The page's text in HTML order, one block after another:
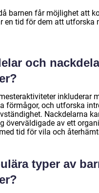
barnen får möjlighet att
en tid för dem att utforska
och
inkluderar
förmågor, och utforska
Nackdelarna
överväldigade av ett
tid för vila och
typer av